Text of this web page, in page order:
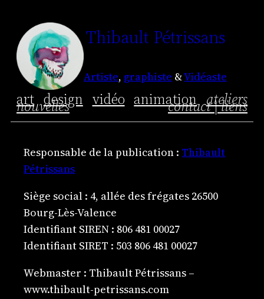
au
contenu
Thibault Pétrissans
Artiste, graphiste &Vidéaste
art design vidéo animation ateliers
nouvelles contact | liens
Responsable de la publication : Thibault
Pétrissans
Siège social : 4, allée des frégates 26500
Bourg-Lès-Valence
Identifiant SIREN : 806 481 00027
Identifiant SIRET : 503 806 481 00027
Webmaster : Thibault Pétrissans –
www.thibault-petrissans.com